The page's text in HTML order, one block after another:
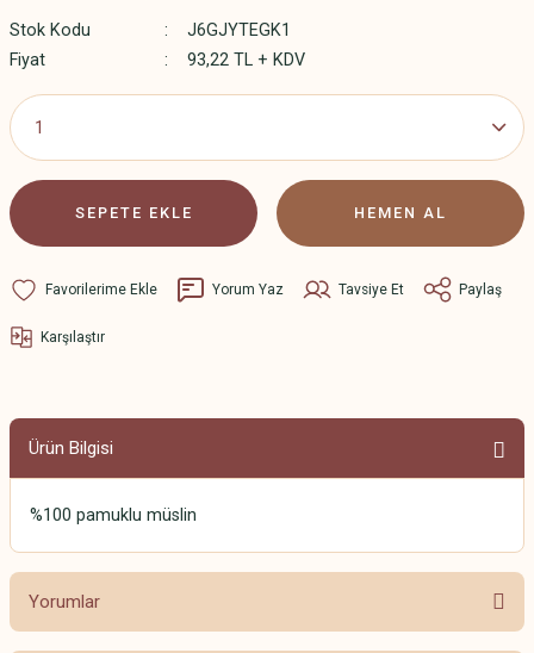
Stok Kodu
J6GJYTEGK1
Fiyat
93,22 TL + KDV
SEPETE EKLE HEMEN AL
Yorum Yaz Tavsiye Et Paylaş
Karşılaştır
Ürün Bilgisi
%100 pamuklu müslin
Yorumlar